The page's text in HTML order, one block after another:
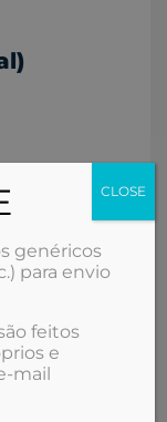
genéricos
para envio
feitos
e
CLOSE